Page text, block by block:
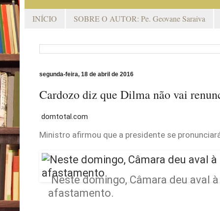
INÍCIO SOBRE O AUTOR: Pe. Geovane Saraiva
segunda-feira, 18 de abril de 2016
Cardozo diz que Dilma não vai
domtotal.com
Ministro afirmou que a presidente se
Neste domingo, Câmara deu aval
afastamento.